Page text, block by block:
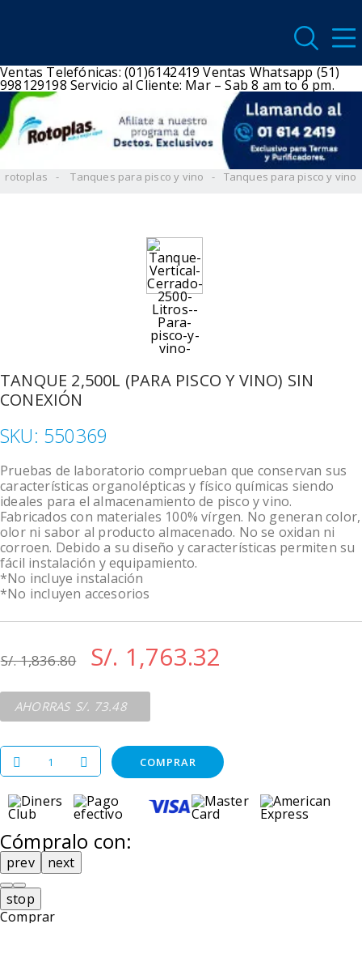
Ventas Telefónicas: (01)6142419 Ventas Whatsapp (51)
998129198 Servicio al Cliente: Mar – Sab 8 am to 6 pm.
rotoplas Tanques para pisco y vino Tanques para pisco y vino
TANQUE 2,500L (PARA PISCO Y VINO) SIN
CONEXIÓN
SKU: 550369
Pruebas de laboratorio comprueban que conservan sus
características organolépticas y físico químicas siendo
ideales para el almacenamiento de pisco y vino.
Fabricados con materiales 100% vírgen. No generan color,
olor ni sabor al producto almacenado. No se oxidan ni
corroen. Debido a su diseño y características permiten su
fácil instalación y equipamiento.
*No incluye instalación
*No incluyen accesorios
S/. 1,836.80 S/. 1,763.32
S/. 73.48
COMPRAR
Cómpralo con:
prev next
stop
Comprar